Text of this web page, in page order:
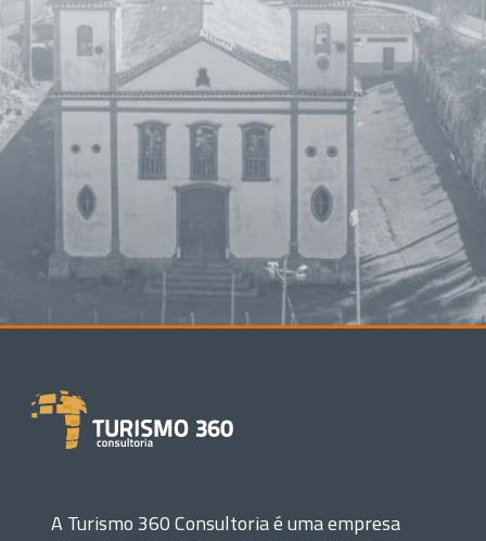
A Turismo 360 Consultoria é uma empresa